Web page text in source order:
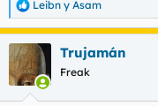
R
e
a
c
c
i
Leibn y Asam
Trujamán
Freak